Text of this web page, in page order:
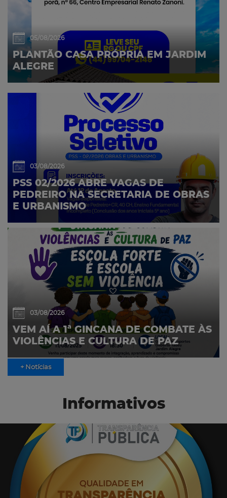
05/08/2026
PLANTÃO CASA PRÓPRIA EM JARDIM
ALEGRE
03/08/2026
PSS 02/2026 ABRE VAGAS DE
PEDREIRO NA SECRETARIA DE OBRAS
E URBANISMO
03/08/2026
VEM AÍ A 1ª GINCANA DE COMBATE ÀS
VIOLÊNCIAS E CULTURA DE PAZ
+ Notícias
Informativos